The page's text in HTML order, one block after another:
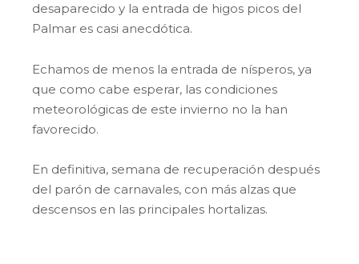
desaparecido y la entrada de higos picos del
Palmar es casi anecdótica.
Echamos de menos la entrada de nísperos, ya
que como cabe esperar, las condiciones
meteorológicas de este invierno no la han
favorecido.
En definitiva, semana de recuperación después
del parón de carnavales, con más alzas que
descensos en las principales hortalizas.